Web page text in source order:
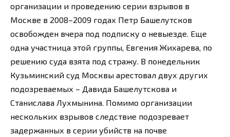
организации и проведению серии взрывов в
Москве в 2008–2009 годах Петр Башелутсков
освобожден вчера под подписку о невыезде. Еще
одна участница этой группы, Евгения Жихарева, по
решению суда взята под стражу. В понедельник
Кузьминский суд Москвы арестовал двух других
подозреваемых – Давида Башелутскова и
Станислава Лухмынина. Помимо организации
нескольких взрывов следствие подозревает
задержанных в серии убийств на почве